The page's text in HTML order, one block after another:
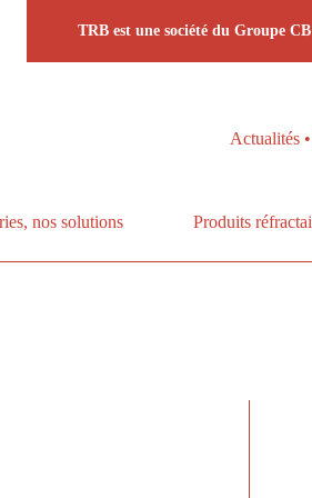
TRB est une société du Groupe
Actualités
nos solutions Produits